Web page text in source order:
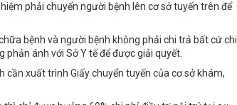
phải chuyển người bệnh lên cơ sở tuyến trên để
bệnh và người bệnh không phải chi trả bất cứ chi
phản ánh với Sở Y tế để được giải quyết.
cần xuất trình Giấy chuyển tuyến của cơ sở khám,